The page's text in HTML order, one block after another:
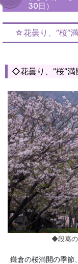
30日）
☆花曇り、”桜”
◇花曇り、”桜”満
◆段葛の
鎌倉の桜満開の季節